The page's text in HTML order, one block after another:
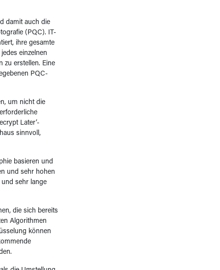
damit auch die
(PQC). IT-
ihre gesamte
einzelnen
zu erstellen. Eine
PQC-
um nicht die
Later‘-
sinnvoll,
basieren und
und sehr hohen
sehr lange
die sich bereits
Algorithmen
können